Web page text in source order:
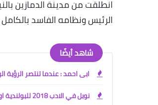
الرئيس ونظامه الفاسد
شاهد أيضًا
ابى احمد : عندما تنتصر
نوبل في الادب 2018 للبولندية اولغا توكارتشوك و2019 للنمساوي بيتر هاندكيه